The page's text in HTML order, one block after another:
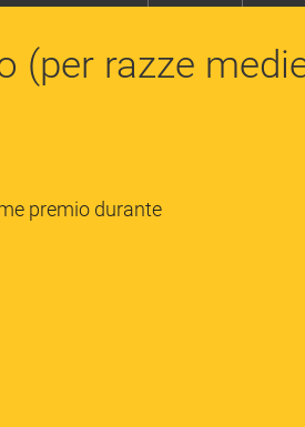
(per razze
premio durante